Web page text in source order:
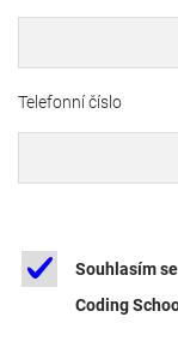
Telefonní číslo
Souhlasím
Coding